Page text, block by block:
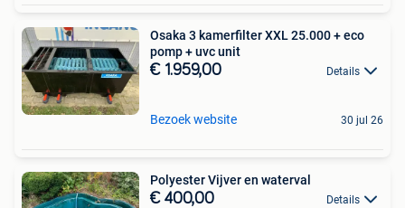
Osaka 3 kamerfilter XXL 25.000 + eco
pomp + uvc unit
€ 1.959,00 Details
Bezoek website 30 jul 26
Polyester Vijver en waterval
€ 400,00 Details